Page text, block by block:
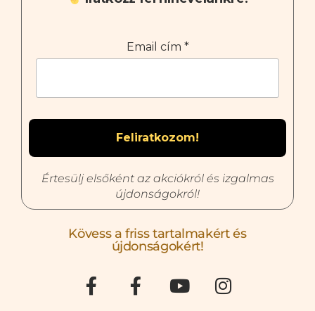
Email cím *
Értesülj elsőként az akciókról és izgalmas
újdonságokról!
Kövess a friss tartalmakért és
újdonságokért!